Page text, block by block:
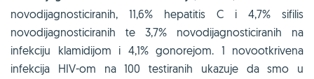
novodijagnosticiranih, 11,6% hepatitis C i 4,7% sifilis
novodijagnosticiranih te 3,7% novodijagnosticiranih na
infekciju klamidijom i 4,1% gonorejom. 1 novootkrivena
infekcija HIV-om na 100 testiranih ukazuje da smo u